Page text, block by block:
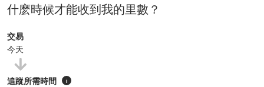
什麽時候才能收到我的里數？
交易
今天
追蹤所需時間 i